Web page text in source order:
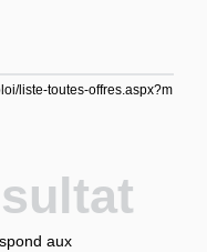
liste-toutes-offres.aspx?m
aux